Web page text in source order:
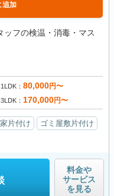
追加
フの検温・消毒・マス
1LDK 80,000円〜
3LDK 170,000円〜
片付け
ゴミ屋敷片付け
料金や
サービス
を見る